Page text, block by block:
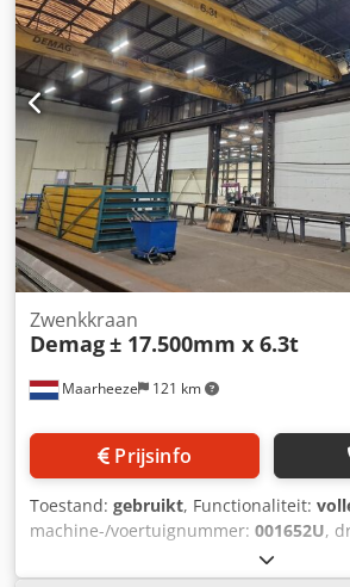
Maarheeze 121 km
Zwenkkraan
Demag± 17.500mm x 6.3t
Prijsinfo
Toestand: gebruikt, Functionaliteit:
machine-/voertuignummer: 001652U,
, Te koop Gebruikte Demag
bovenloopkraan ± 17.500mm mm x